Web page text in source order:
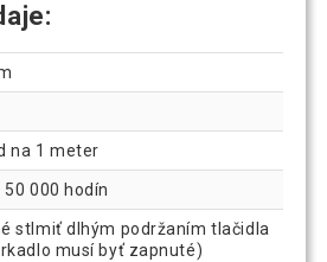
na 1 meter
000 hodín
stlmiť dlhým podržaním tlačidla
musí byť zapnuté)